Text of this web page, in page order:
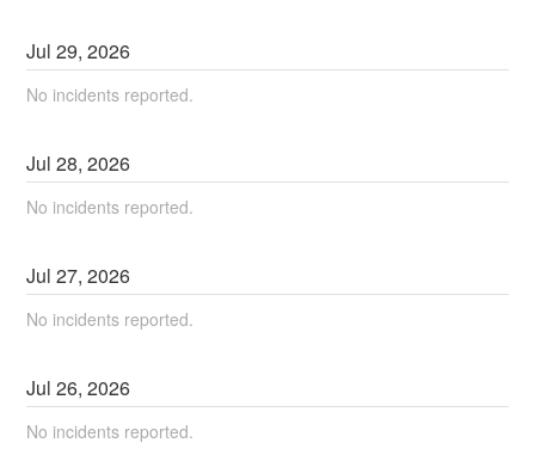
Jul29,2026
No incidents reported.
Jul28,2026
No incidents reported.
Jul27,2026
No incidents reported.
Jul26,2026
No incidents reported.